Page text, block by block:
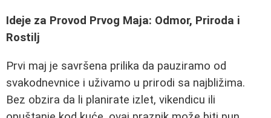
Ideje za Provod Prvog Maja: Odmor, Priroda i
Rostilj
Prvi maj je savršena prilika da pauziramo od
svakodnevnice i uživamo u prirodi sa najbližima.
Bez obzira da li planirate izlet, vikendicu ili